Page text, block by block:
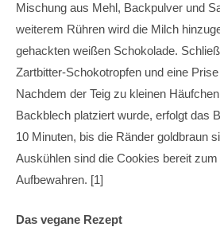
Mischung aus Mehl, Backpulver und
weiterem Rühren wird die Milch
gehackten weißen Schokolade.
Zartbitter-Schokotropfen und eine
Nachdem der Teig zu kleinen
Backblech platziert wurde, erfolgt das
10 Minuten, bis die Ränder goldbraun
Auskühlen sind die Cookies bereit
Aufbewahren. [1]
Das vegane Rezept